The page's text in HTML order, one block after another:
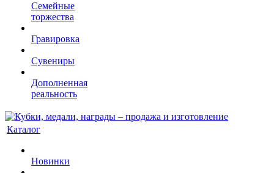
Семейные
торжества
Гравировка
Сувениры
Дополненная
реальность
Каталог
Новинки